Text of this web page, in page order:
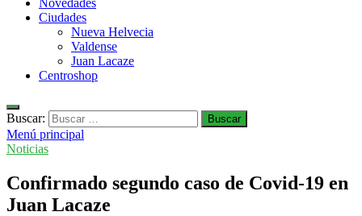
Novedades
Ciudades
Nueva Helvecia
Valdense
Juan Lacaze
Centroshop
Buscar:
Menú principal
Noticias
Confirmado segundo caso de Covid-19 en
Juan Lacaze